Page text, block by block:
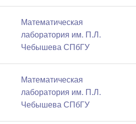
Математичеcкая
лаборатория им. П.Л.
Чебышева СПбГУ
Математичеcкая
лаборатория им. П.Л.
Чебышева СПбГУ